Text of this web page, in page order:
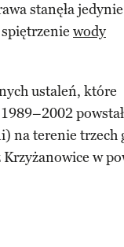
stanęła
wody
ustaleń, które
powstał
na terenie trzech
w